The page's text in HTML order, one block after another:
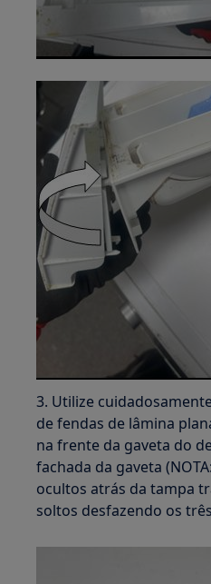
3. Utilize
de fendas de lâmina
na frente da gaveta do
fachada da gaveta
ocultos atrás da tampa
soltos desfazendo os